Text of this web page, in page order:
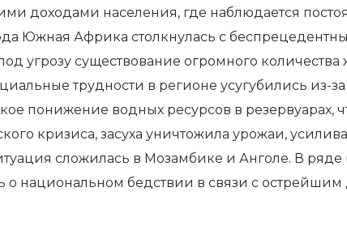
доходами населения, где наблюдается
Южная Африка столкнулась с
угрозу существование огромного
трудности в регионе усугубились
понижение водных ресурсов в
кризиса, засуха уничтожила урожаи,
сложилась в Мозамбике и Анголе. В
о национальном бедствии в связи с